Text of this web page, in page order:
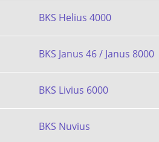
BKS Helius 4000
BKS Janus 46 / Janus 8000
BKS Livius 6000
BKS Nuvius